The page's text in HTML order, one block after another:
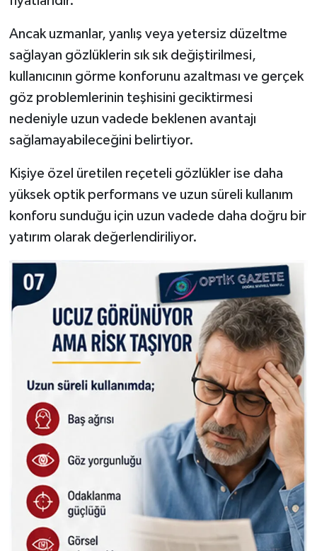
Ancak uzmanlar, yanlış veya yetersiz düzeltme
sağlayan gözlüklerin sık sık değiştirilmesi,
kullanıcının görme konforunu azaltması ve gerçek
göz problemlerinin teşhisini geciktirmesi
nedeniyle uzun vadede beklenen avantajı
sağlamayabileceğini belirtiyor.
Kişiye özel üretilen reçeteli gözlükler ise daha
yüksek optik performans ve uzun süreli kullanım
konforu sunduğu için uzun vadede daha doğru bir
yatırım olarak değerlendiriliyor.